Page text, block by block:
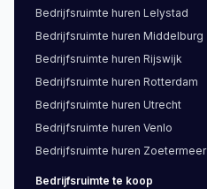
Bedrijfsruimte huren Lelystad
Bedrijfsruimte huren Middelburg
Bedrijfsruimte huren Rijswijk
Bedrijfsruimte huren Rotterdam
Bedrijfsruimte huren Utrecht
Bedrijfsruimte huren Venlo
Bedrijfsruimte huren Zoetermeer
Bedrijfsruimte te koop